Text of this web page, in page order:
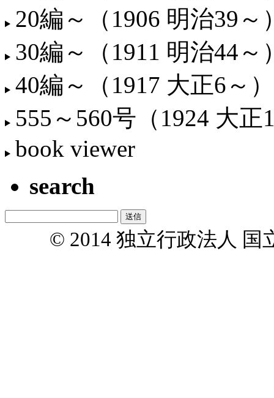
20編～（1906 明治39～
30編～（1911 明治44～
40編～（1917 大正6～）
555～560号（1924 大正
book viewer
search
© 2014 独立行政法人 国